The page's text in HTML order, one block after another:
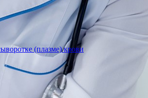
(плазме) крови